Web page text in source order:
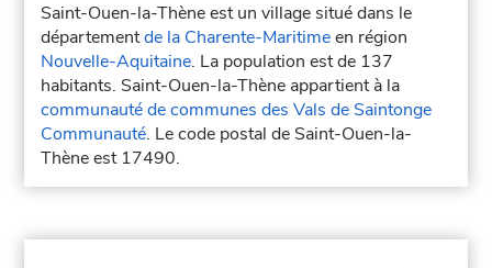
Saint-Ouen-la-Thène est un village situé dans le
départementde la Charente-Maritimeen région
Nouvelle-Aquitaine. La population est de 137
habitants. Saint-Ouen-la-Thène appartient à la
communauté de communes des Vals de Saintonge
Communauté. Le code postal de Saint-Ouen-la-
Thène est 17490.